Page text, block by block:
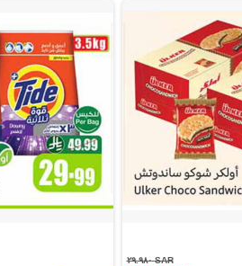
SAR ٢٩.٩٨٠